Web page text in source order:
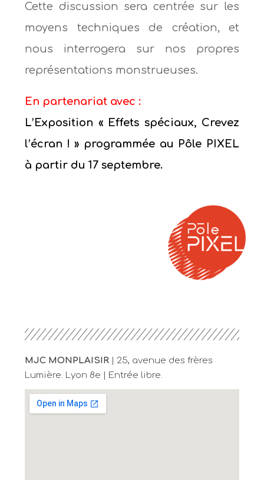
Cette discussion sera centrée sur les
moyens techniques de création, et
nous interrogera sur nos propres
représentations monstrueuses.
En partenariat avec :
L’Exposition « Effets spéciaux, Crevez
l’écran ! » programmée au Pôle PIXEL
à partir du 17 septembre.
MJC MONPLAISIR | 25, avenue des frères
Lumière. Lyon 8e | Entrée libre.